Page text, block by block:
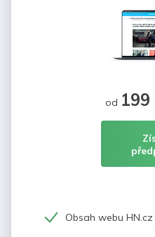
od 199
Obsah webu